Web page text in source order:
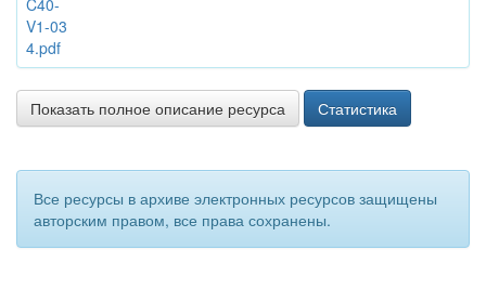
C40-
V1-03
4.pdf
Показать полное описание ресурса Статистика
Все ресурсы в архиве электронных ресурсов защищены
авторским правом, все права сохранены.